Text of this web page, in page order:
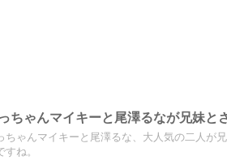
ちゃんマイキーと尾澤るなが兄妹と
ちゃんマイキーと尾澤るな、大人気の二人が
すね。